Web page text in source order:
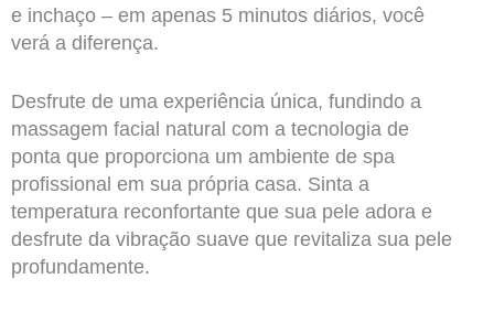
e inchaço – em apenas 5 minutos diários, você
verá a diferença.
Desfrute de uma experiência única, fundindo a
massagem facial natural com a tecnologia de
ponta que proporciona um ambiente de spa
profissional em sua própria casa. Sinta a
temperatura reconfortante que sua pele adora e
desfrute da vibração suave que revitaliza sua pele
profundamente.